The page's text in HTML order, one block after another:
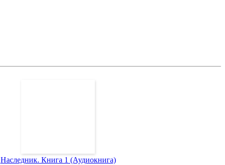
Наследник. Книга 1 (Аудиокнига)